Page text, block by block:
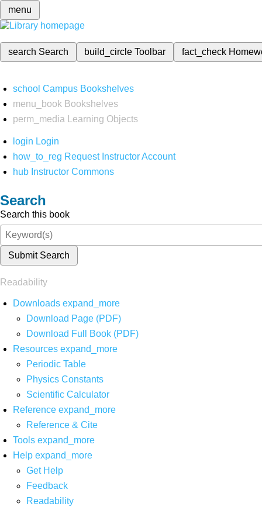
menu
search Search build_circleToolbar fact_check
school Campus Bookshelves
menu_book Bookshelves
perm_media
Learning Objects
login Login
how_to_reg Request Instructor Account
hub Instructor Commons
Search
Search this book
Submit Search
Readability
Downloads expand_more
Download Page (PDF)
Download Full Book (PDF)
Resources expand_more
Periodic Table
Physics Constants
Scientific Calculator
Reference expand_more
Reference & Cite
Tools expand_more
Help expand_more
Get Help
Feedback
Readability